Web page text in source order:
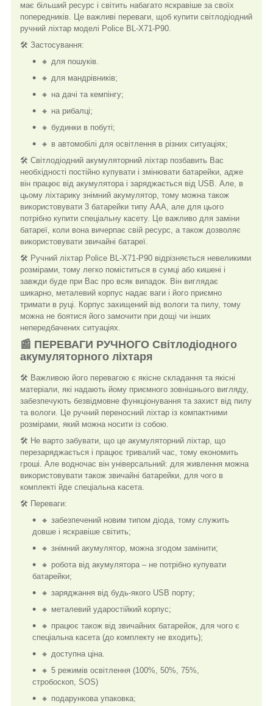
має більший ресурс і світить набагато яскравіше за своїх
попередників. Це важливі переваги, щоб купити світлодіодний
ручний ліхтар моделі Police BL-X71-P90.
🛠️ Застосування:
🔸 для пошуків.
🔸 для мандрівників;
🔸 на дачі та кемпінгу;
🔸 на рибалці;
🔸 будинки в побуті;
🔸 в автомобілі для освітлення в різних ситуаціях;
🛠️ Світлодіодний акумуляторний ліхтар позбавить Вас
необхідності постійно купувати і змінювати батарейки, адже
він працює від акумулятора і заряджається від USB. Але, в
цьому ліхтарику знімний акумулятор, тому можна також
використовувати 3 батарейки типу ААА, але для цього
потрібно купити спеціальну касету. Це важливо для заміни
батареї, коли вона вичерпає свій ресурс, а також дозволяє
використовувати звичайні батареї.
🛠️ Ручний ліхтар Police BL-X71-P90 відрізняється невеликими
розмірами, тому легко поміститься в сумці або кишені і
завжди буде при Вас про всяк випадок. Він виглядає
шикарно, металевий корпус надає ваги і його приємно
тримати в руці. Корпус захищений від вологи та пилу, тому
можна не боятися його замочити при дощі чи інших
непередбачених ситуаціях.
📰 ПЕРЕВАГИ РУЧНОГО Світлодіодного
акумуляторного ліхтаря
🛠️ Важливою його перевагою є якісне складання та якісні
матеріали, які надають йому приємного зовнішнього вигляду,
забезпечують безвідмовне функціонування та захист від пилу
та вологи. Це ручний переносний ліхтар із компактними
розмірами, який можна носити із собою.
🛠️ Не варто забувати, що це акумуляторний ліхтар, що
перезаряджається і працює тривалий час, тому економить
гроші. Але водночас він універсальний: для живлення можна
використовувати також звичайні батарейки, для чого в
комплекті йде спеціальна касета.
🛠️ Переваги:
🔸 забезпечений новим типом діода, тому служить
довше і яскравіше світить;
🔸 знімний акумулятор, можна згодом замінити;
🔸 робота від акумулятора – не потрібно купувати
батарейки;
🔸 заряджання від будь-якого USB порту;
🔸 металевий ударостійкий корпус;
🔸 працює також від звичайних батарейок, для чого є
спеціальна касета (до комплекту не входить);
🔸 доступна ціна.
🔸 5 режимів освітлення (100%, 50%, 75%,
стробоскоп, SOS)
🔸 подарункова упаковка;